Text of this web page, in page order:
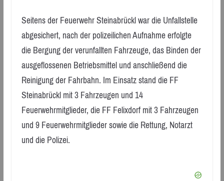
Seitens der Feuerwehr Steinabrückl war die Unfallstelle
abgesichert, nach der polizeilichen Aufnahme erfolgte
die Bergung der verunfallten Fahrzeuge, das Binden der
ausgeflossenen Betriebsmittel und anschließend die
Reinigung der Fahrbahn. Im Einsatz stand die FF
Steinabrückl mit 3 Fahrzeugen und 14
Feuerwehrmitglieder, die FF Felixdorf mit 3 Fahrzeugen
und 9 Feuerwehrmitglieder sowie die Rettung, Notarzt
und die Polizei.